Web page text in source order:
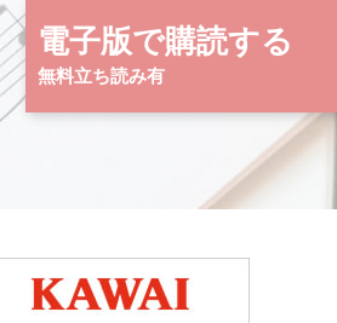
電子版で購読する
無料立ち読み有